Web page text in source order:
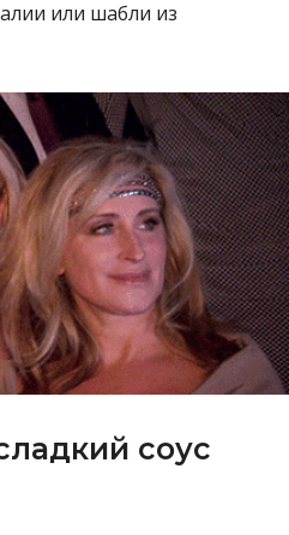
или шабли из
соус